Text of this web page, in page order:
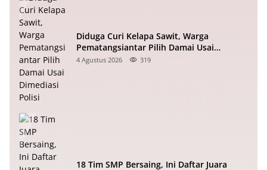
Diduga Curi Kelapa Sawit, Warga
Pematangsiantar Pilih Damai Usai
Dimediasi Polisi
4 Agustus 2026 319
18 Tim SMP Bersaing, Ini Daftar Juara